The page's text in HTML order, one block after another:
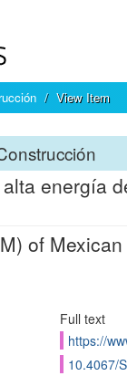
View Item
energía
of
Full text
https://
10.4067/